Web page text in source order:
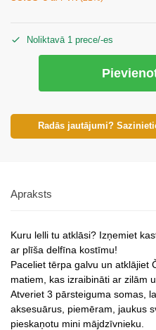
Noliktavā 1 prece/-es
Radās jautājumi?
Apraksts
Kuru lelli tu atklāsi? Izņemiet
ar plīša delfīna kostīmu!
Paceliet tērpa galvu un atklājiet
matiem, kas izraibināti ar zilām
Atveriet 3 pārsteiguma somas,
aksesuārus, piemēram, jaukus
pieskaņotu mini mājdzīvnieku.